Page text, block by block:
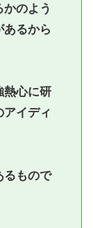
のよう
るから
熱心に研
イディ
るもので